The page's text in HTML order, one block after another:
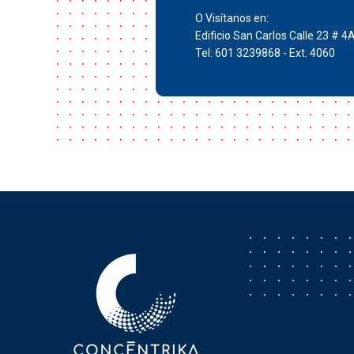
O Visítanos en:
Edificio San Carlos Calle 23 #
Tel: 601 3239868 - Ext. 4060